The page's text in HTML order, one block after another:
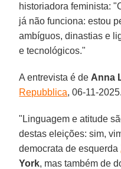
historiadora feminista:
já não funciona: estou
ambíguos, dinastias e
e tecnológicos."
A entrevista é de Anna
Repubblica, 06-11-2025.
"Linguagem e atitude
destas eleições: sim,
democrata de esquerda
York, mas também de